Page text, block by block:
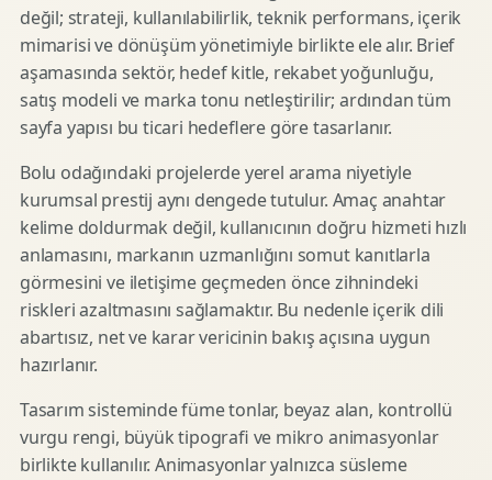
değil; strateji, kullanılabilirlik, teknik performans, içerik
mimarisi ve dönüşüm yönetimiyle birlikte ele alır. Brief
aşamasında sektör, hedef kitle, rekabet yoğunluğu,
satış modeli ve marka tonu netleştirilir; ardından tüm
sayfa yapısı bu ticari hedeflere göre tasarlanır.
Bolu odağındaki projelerde yerel arama niyetiyle
kurumsal prestij aynı dengede tutulur. Amaç anahtar
kelime doldurmak değil, kullanıcının doğru hizmeti hızlı
anlamasını, markanın uzmanlığını somut kanıtlarla
görmesini ve iletişime geçmeden önce zihnindeki
riskleri azaltmasını sağlamaktır. Bu nedenle içerik dili
abartısız, net ve karar vericinin bakış açısına uygun
hazırlanır.
Tasarım sisteminde füme tonlar, beyaz alan, kontrollü
vurgu rengi, büyük tipografi ve mikro animasyonlar
birlikte kullanılır. Animasyonlar yalnızca süsleme